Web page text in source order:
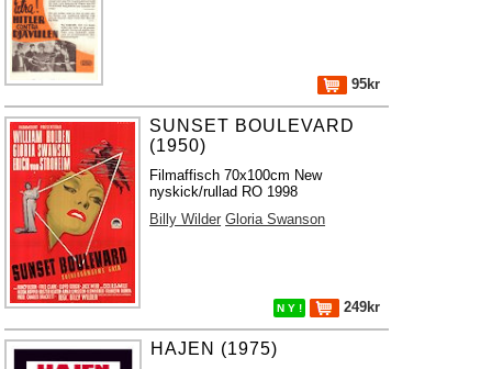
95kr
SUNSET BOULEVARD
(1950)
Filmaffisch 70x100cm New
nyskick/rullad RO 1998
Billy Wilder Gloria Swanson
N Y ! 249kr
HAJEN (1975)